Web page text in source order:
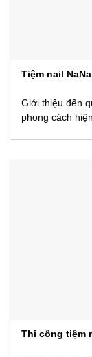
Tiệm nail
Giới thiệu đến
phong cách
Thi công tiệm